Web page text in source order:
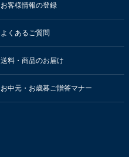
お客様情報の登録
よくあるご質問
送料・商品のお届け
お中元・お歳暮ご贈答マナー